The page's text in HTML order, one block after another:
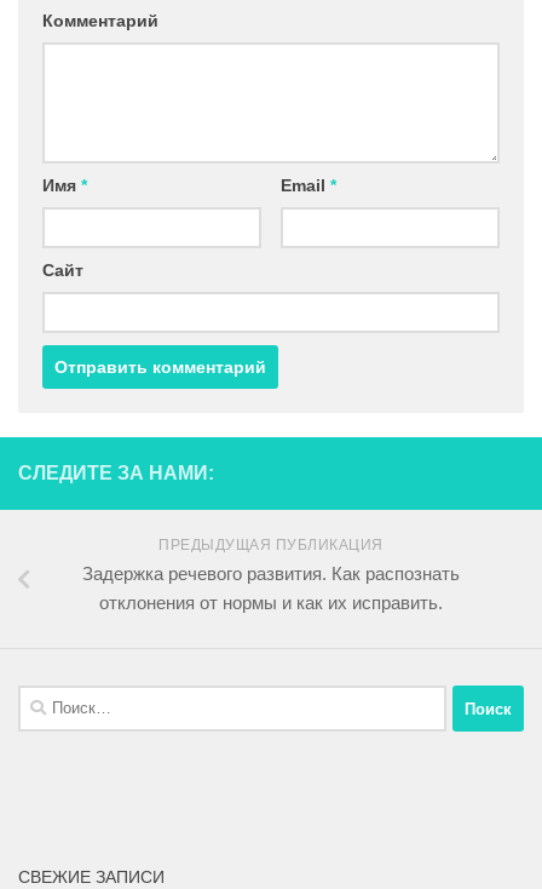
Комментарий
Имя * Email *
Сайт
СЛЕДИТЕ ЗА НАМИ:
ПРЕДЫДУЩАЯ ПУБЛИКАЦИЯ
Задержка речевого развития. Как распознать
отклонения от нормы и как их исправить.
СВЕЖИЕ ЗАПИСИ